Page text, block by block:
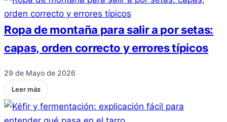
Ropa de montaña para salir a por setas:
capas, orden correcto y errores típicos
29 de Mayo de 2026
Leer más